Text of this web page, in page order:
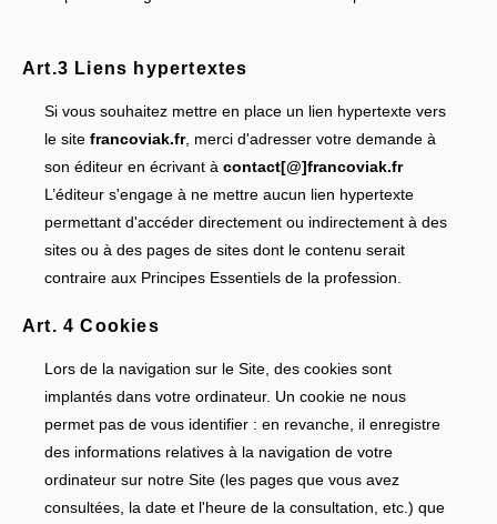
Art.3 Liens hypertextes
Si vous souhaitez mettre en place un lien hypertexte vers
le site francoviak.fr, merci d'adresser votre demande à
son éditeur en écrivant à contact[@]francoviak.fr
L’éditeur s'engage à ne mettre aucun lien hypertexte
permettant d'accéder directement ou indirectement à des
sites ou à des pages de sites dont le contenu serait
contraire aux Principes Essentiels de la profession.
Art. 4 Cookies
Lors de la navigation sur le Site, des cookies sont
implantés dans votre ordinateur. Un cookie ne nous
permet pas de vous identifier : en revanche, il enregistre
des informations relatives à la navigation de votre
ordinateur sur notre Site (les pages que vous avez
consultées, la date et l'heure de la consultation, etc.) que